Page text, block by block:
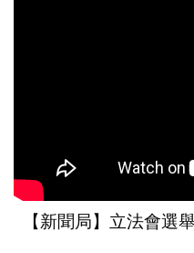
【新聞局】立法會選